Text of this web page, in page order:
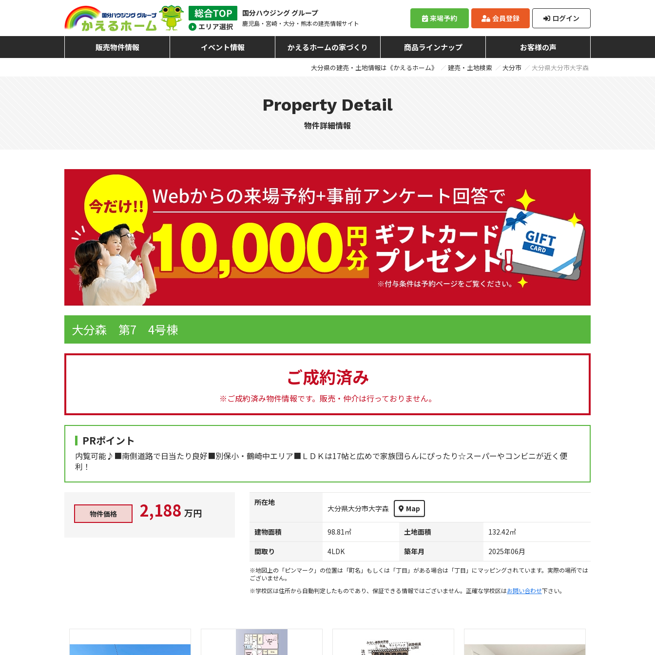
国分ハウジング グループ
鹿児島・宮崎・大分・熊本の建売情報サイト
来場予約 会員登録 ログイン
販売物件情報 イベント情報 かえるホームの家づくり 商品ラインナップ お客様の声
大分県の建売・土地情報は《かえるホーム》 建売・土地検索 大分市 大分県大分市大字森
Property Detail
物件詳細情報
大分森 第7 4号棟
ご成約済み
※ご成約済み物件情報です。 販売・仲介は行っておりません。
PRポイント
内覧可能♪■南側道路で日当たり良好■別保小・鶴崎中エリア■ＬＤＫは17帖と広めで家族団らんにぴったり☆スーパーやコンビニが近く便
利！
物件価格 2,188 万円
所在地
大分県大分市大字森 Map
建物面積 98.81㎡ 土地面積
132.42㎡
間取り
4LDK 築年月 2025年06月
※地図上の「ピンマーク」の位置は「町名」もしくは「丁目」がある場合は「丁目」にマッピングされています。実際の場所では
ございません。
※学校区は住所から自動判定したものであり、保証できる情報ではございません。正確な学校区はお問い合わせ下さい。